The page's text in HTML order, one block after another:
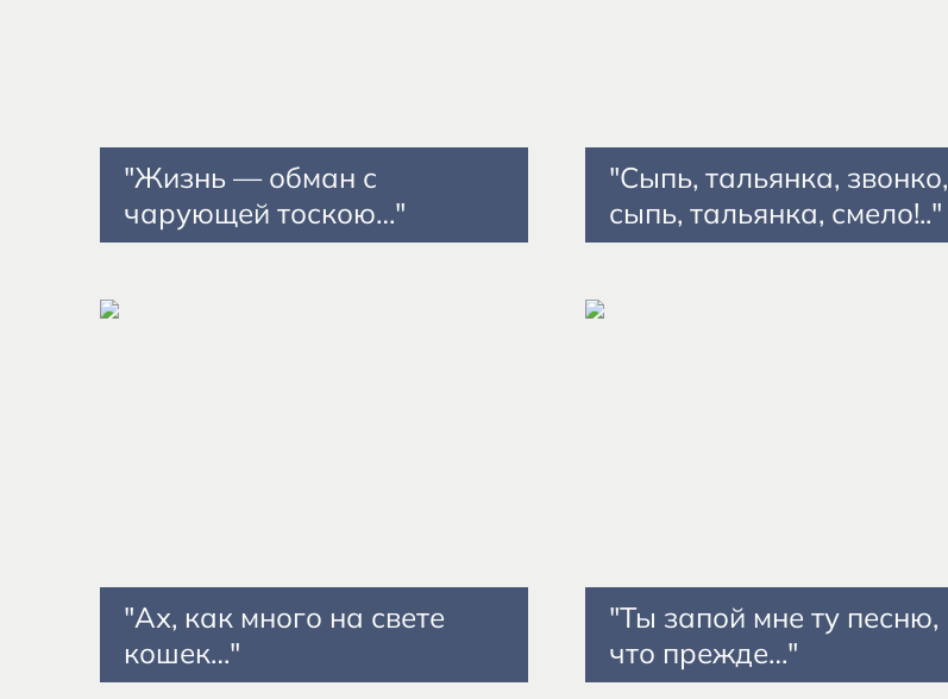
"Жизнь — обман с
чарующей тоскою…"
"Сыпь, тальянка, звонко,
сыпь, тальянка, смело!.."
"Ах, как много на свете
кошек…"
"Ты запой мне ту песню,
что прежде…"